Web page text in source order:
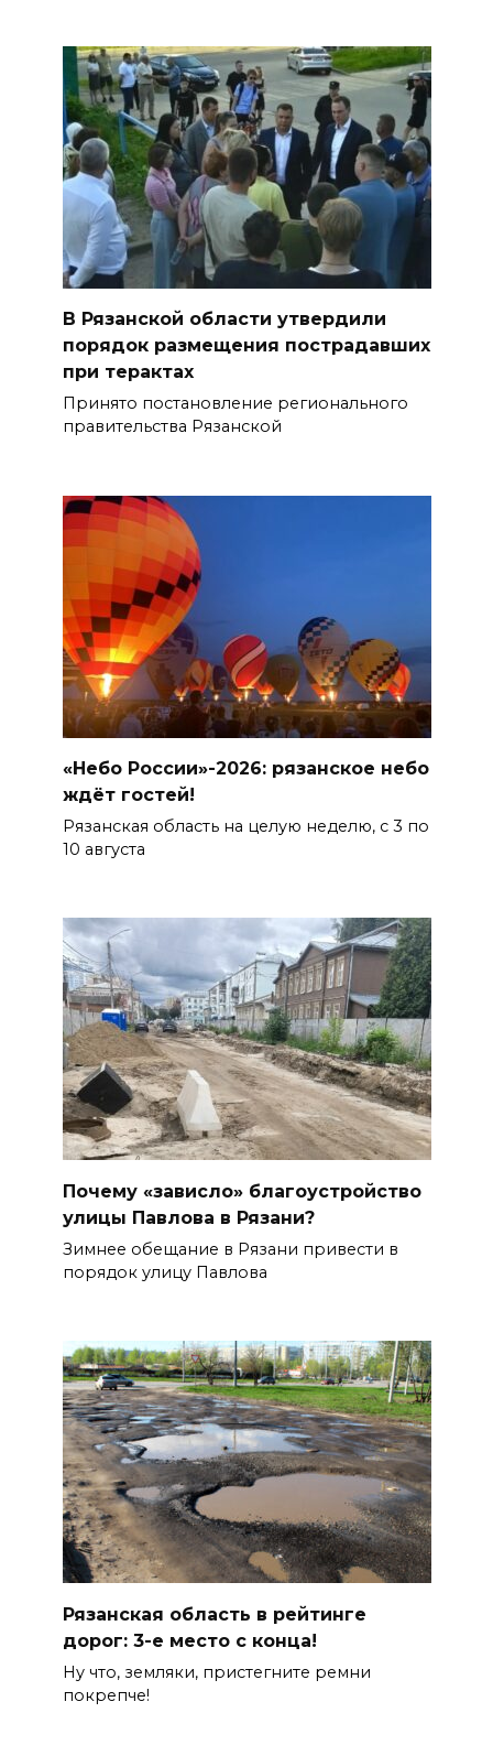
В Рязанской области утвердили
порядок размещения пострадавших
при терактах
Принято постановление регионального
правительства Рязанской
«Небо России»-2026: рязанское небо
ждёт гостей!
Рязанская область на целую неделю, с 3 по
10 августа
Почему «зависло» благоустройство
улицы Павлова в Рязани?
Зимнее обещание в Рязани привести в
порядок улицу Павлова
Рязанская область в рейтинге
дорог: 3-е место с конца!
Ну что, земляки, пристегните ремни
покрепче!